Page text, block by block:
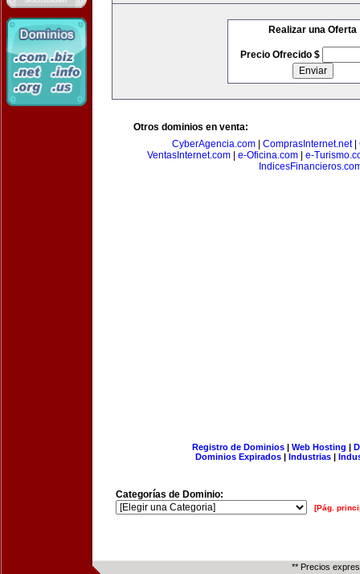
Realizar una Oferta
Precio Ofrecido $
Otros dominios en venta:
CyberAgencia.com| ComprasInternet.net|
VentasInternet.com
e-Oficina.com
e-
Registro de Dominios| Web Hosting |
Dominios Expirados | Industrias |
Categorías de Dominio:
[Pág.
** Precios